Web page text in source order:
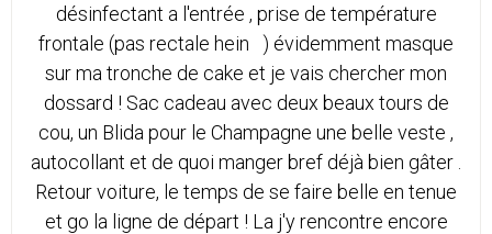
désinfectant a l'entrée , prise de température
frontale (pas rectale hein ) évidemment masque
sur ma tronche de cake et je vais chercher mon
dossard ! Sac cadeau avec deux beaux tours de
cou, un Blida pour le Champagne une belle veste ,
autocollant et de quoi manger bref déjà bien gâter .
Retour voiture, le temps de se faire belle en tenue
et go la ligne de départ ! La j'y rencontre encore